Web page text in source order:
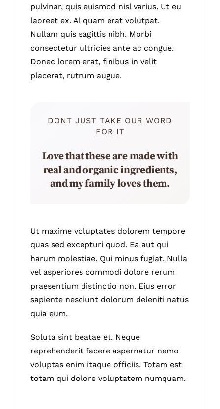
pulvinar, quis euismod nisl varius. Ut eu
laoreet ex. Aliquam erat volutpat.
Nullam quis sagittis nibh. Morbi
consectetur ultricies ante ac congue.
Donec lorem erat, finibus in velit
placerat, rutrum augue.
DONT JUST TAKE OUR WORD
FOR IT
Love that these are made with
real and organic ingredients,
and my family loves them.
Ut maxime voluptates dolorem tempore
quas sed excepturi quod. Ea aut qui
harum molestiae. Qui minus fugiat. Nulla
vel asperiores commodi dolore rerum
praesentium distinctio non. Eius error
sapiente nesciunt dolorum deleniti natus
quia eum.
Soluta sint beatae et. Neque
reprehenderit facere aspernatur nemo
voluptas enim itaque officiis. Totam est
totam qui dolore voluptatem numquam.